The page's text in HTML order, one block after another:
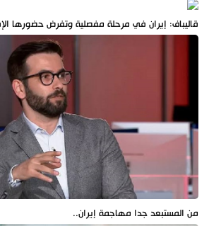
قاليباف: إيران في مرحلة مفصلية وتفرض حضورها
من المستبعد جدا مهاجمة إيران..